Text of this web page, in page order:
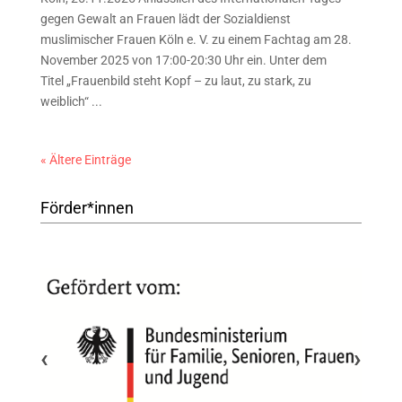
gegen Gewalt an Frauen lädt der Sozialdienst
muslimischer Frauen Köln e. V. zu einem Fachtag am 28.
November 2025 von 17:00-20:30 Uhr ein. Unter dem
Titel „Frauenbild steht Kopf – zu laut, zu stark, zu
weiblich“ ...
« Ältere Einträge
Förder*innen
‹ ›